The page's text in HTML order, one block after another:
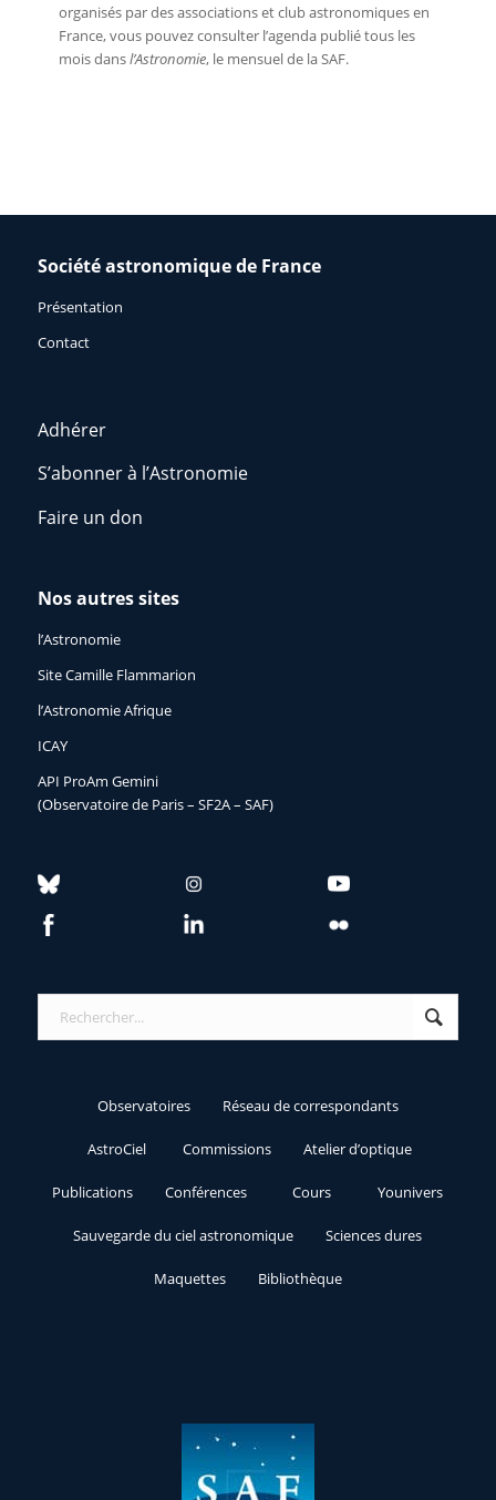
organisés par des associations et club astronomiques en
France, vous pouvez consulter l’agenda publié tous les
mois dansl’Astronomie, le mensuel de la SAF.
Société astronomique de France
Présentation
Contact
Adhérer
S’abonner à l’Astronomie
Faire un don
Nos autres sites
l’Astronomie
Site Camille Flammarion
l’Astronomie Afrique
ICAY
API ProAm Gemini
(Observatoire de Paris – SF2A – SAF)
Observatoires Réseau de correspondants
AstroCiel Commissions Atelier d’optique
Publications Conférences Cours Younivers
Sauvegarde du ciel astronomique Sciences dures
Maquettes Bibliothèque